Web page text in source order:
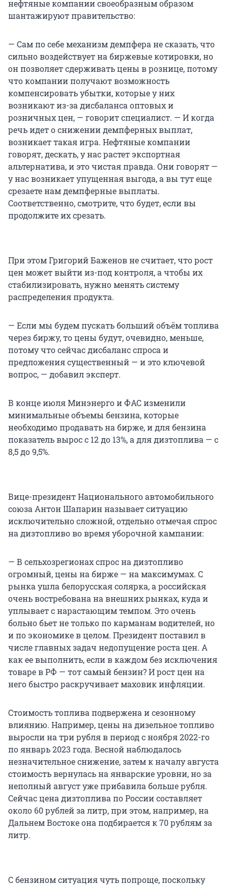
нефтяные компании своеобразным образом
шантажируют правительство:
— Сам по себе механизм демпфера не сказать, что
сильно воздействует на биржевые котировки, но
он позволяет сдерживать цены в рознице, потому
что компании получают возможность
компенсировать убытки, которые у них
возникают из-за дисбаланса оптовых и
розничных цен, — говорит специалист. — И когда
речь идет о снижении демпферных выплат,
возникает такая игра. Нефтяные компании
говорят, дескать, у нас растет экспортная
альтернатива, и это чистая правда. Они говорят —
у нас возникает упущенная выгода, а вы тут еще
срезаете нам демпферные выплаты.
Соответственно, смотрите, что будет, если вы
продолжите их срезать.
При этом Григорий Баженов не считает, что рост
цен может выйти из-под контроля, а чтобы их
стабилизировать, нужно менять систему
распределения продукта.
— Если мы будем пускать больший объём топлива
через биржу, то цены будут, очевидно, меньше,
потому что сейчас дисбаланс спроса и
предложения существенный — и это ключевой
вопрос, — добавил эксперт.
В конце июля Минэнерго и ФАС изменили
минимальные объемы бензина, которые
необходимо продавать на бирже, и для бензина
показатель вырос с 12 до 13%, а для дизтоплива — с
8,5 до 9,5%.
Вице-президент Национального автомобильного
союза Антон Шапарин называет ситуацию
исключительно сложной, отдельно отмечая спрос
на дизтопливо во время уборочной кампании:
— В сельхозрегионах спрос на дизтопливо
огромный, цены на бирже — на максимумах. С
рынка ушла белорусская солярка, а российская
очень востребована на внешних рынках, куда и
уплывает с нарастающим темпом. Это очень
больно бьет не только по карманам водителей, но
и по экономике в целом. Президент поставил в
числе главных задач недопущение роста цен. А
как ее выполнить, если в каждом без исключения
товаре в РФ — тот самый бензин? И рост цен на
него быстро раскручивает маховик инфляции.
Стоимость топлива подвержена и сезонному
влиянию. Например, цены на дизельное топливо
выросли на три рубля в период с ноября 2022-го
по январь 2023 года. Весной наблюдалось
незначительное снижение, затем к началу августа
стоимость вернулась на январские уровни, но за
неполный август уже прибавила больше рубля.
Сейчас цена дизтоплива по России составляет
около 60 рублей за литр, при этом, например, на
Дальнем Востоке она подбирается к 70 рублям за
литр.
С бензином ситуация чуть попроще, поскольку